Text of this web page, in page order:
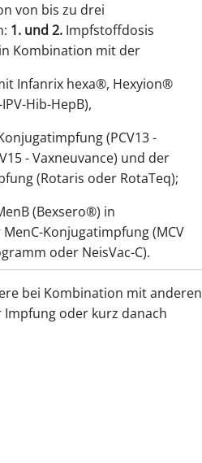
von bis zu drei
1. und 2.Impfstoffdosis
Kombination mit der
Infanrix hexa®, Hexyion®
Hib-HepB),
(PCV13 -
- Vaxneuvance) und der
(Rotaris oder RotaTeq);
(Bexsero®) in
Konjugatimpfung (MCV
oder NeisVac-C).
bei Kombination mit anderen
oder kurz danach